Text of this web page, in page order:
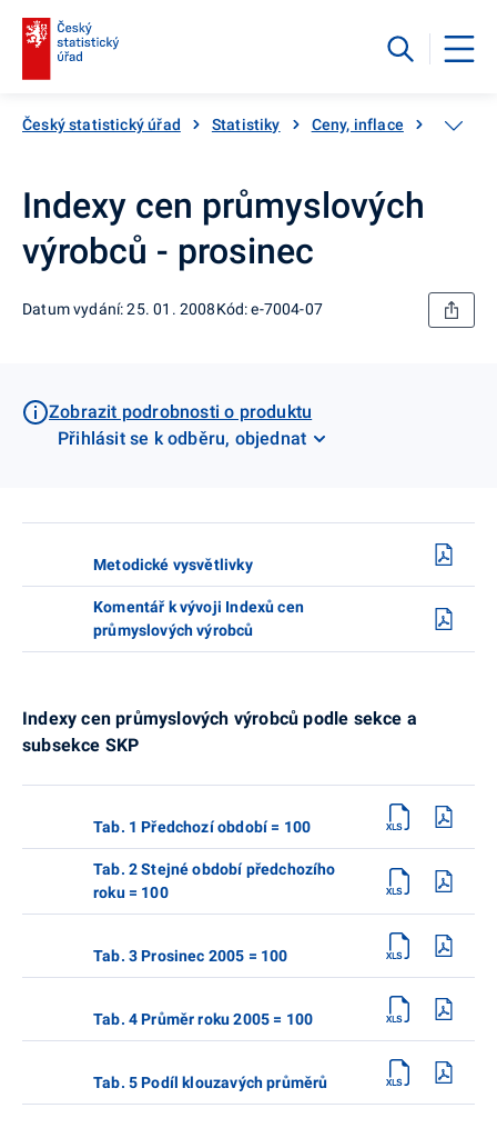
Český statistický úřad Statistiky Ceny, inflace Ceny
Indexy cen průmyslových
výrobců - prosinec
Datum vydání: 25. 01. 2008Kód: e-7004-07
Zobrazit podrobnosti o produktu
Přihlásit se k odběru, objednat
Metodické vysvětlivky
Komentář k vývoji Indexů cen
průmyslových výrobců
Indexy cen průmyslových výrobců podle sekce a
subsekce SKP
Tab. 1 Předchozí období = 100
Tab. 2 Stejné období předchozího
roku = 100
Tab. 3 Prosinec 2005 = 100
Tab. 4 Průměr roku 2005 = 100
Tab. 5 Podíl klouzavých průměrů